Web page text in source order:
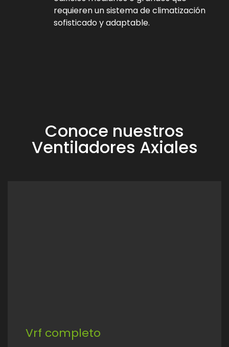
requieren un sistema de climatización
sofisticado y adaptable.
Conoce nuestros
Ventiladores Axiales
Vrf completo